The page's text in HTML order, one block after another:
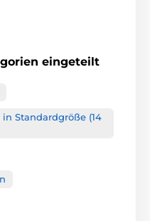
eingeteilt
Standardgröße (14